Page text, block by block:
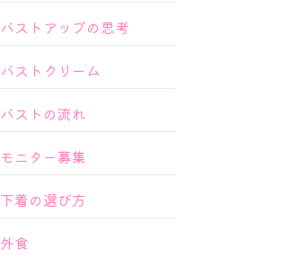
バストアップの思考
バストクリーム
バストの流れ
モニター募集
下着の選び方
外食